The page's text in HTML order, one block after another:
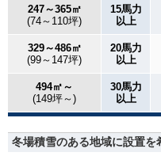
247～365㎡
(74～110坪)
15馬力
以上
329～486㎡
(99～147坪)
20馬力
以上
494㎡～
(149坪～)
30馬力
以上
冬場積雪のある地域に設置を